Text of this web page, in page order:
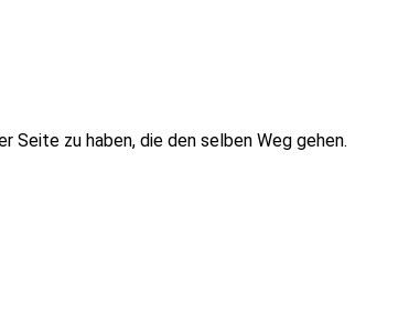
zu haben, die den selben Weg gehen.